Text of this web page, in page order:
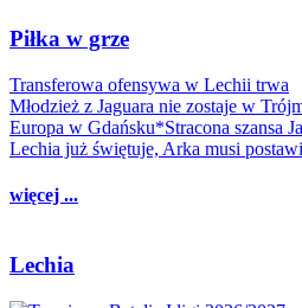
Piłka w grze
Transferowa ofensywa w Lechii trwa
Młodzież z Jaguara nie zostaje w
Europa w Gdańsku*Stracona szansa
Lechia już świętuje, Arka musi
więcej ...
Lechia